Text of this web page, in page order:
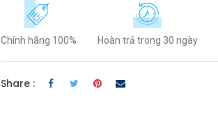
Chính hãng 100% Hoàn trả trong 30 ngày
Share :